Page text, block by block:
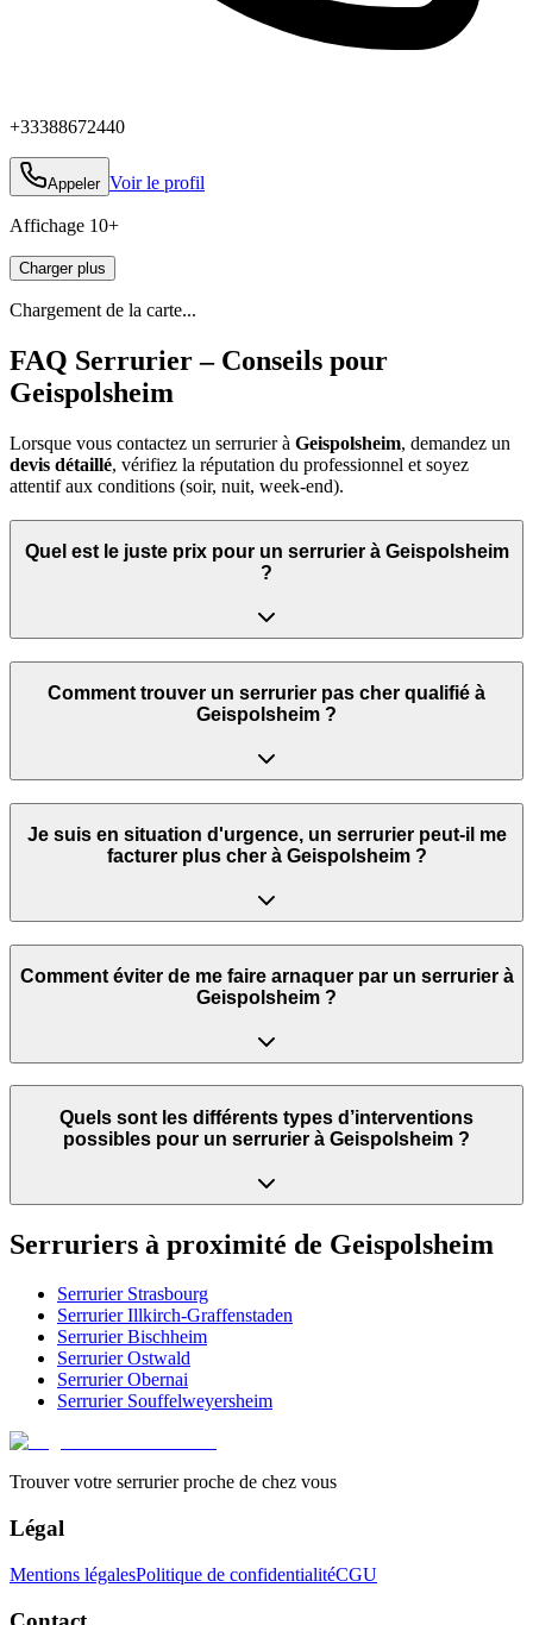
+33388672440
Appeler Voir le profil
Affichage 10+
Charger plus
Chargement de la carte...
FAQ Serrurier – Conseils pour
Geispolsheim
Lorsque vous contactez un serrurier à Geispolsheim, demandez un
devis détaillé, vérifiez la réputation du professionnel et soyez
attentif aux conditions (soir, nuit, week‑end).
Quel est le juste prix pour un serrurier à Geispolsheim
?
Comment trouver un serrurier pas cher qualifié à
Geispolsheim ?
Je suis en situation d'urgence, un serrurier peut‑il me
facturer plus cher à Geispolsheim ?
Comment éviter de me faire arnaquer par un serrurier à
Geispolsheim ?
Quels sont les différents types d’interventions
possibles pour un serrurier à Geispolsheim ?
Serruriers à proximité de Geispolsheim
Serrurier Strasbourg
SerrurierIllkirch-Graffenstaden
SerrurierBischheim
SerrurierOstwald
SerrurierObernai
Serrurier Souffelweyersheim
Trouver votre serrurier proche de chez vous
Légal
Mentions légalesPolitique de confidentialitéCGU